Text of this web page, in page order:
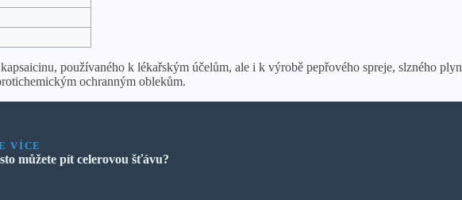
používaného k lékařským účelům, ale i k výrobě pepřového spreje, slzného
ochranným oblekům.
VÍCE
můžete pít celerovou šťávu?